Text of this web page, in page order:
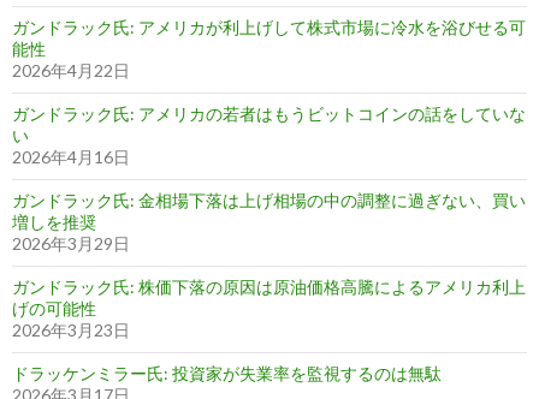
ガンドラック氏: アメリカが利上げして株式市場に冷水を浴びせる可
能性
2026年4月22日
ガンドラック氏: アメリカの若者はもうビットコインの話をしていな
い
2026年4月16日
ガンドラック氏: 金相場下落は上げ相場の中の調整に過ぎない、買い
増しを推奨
2026年3月29日
ガンドラック氏: 株価下落の原因は原油価格高騰によるアメリカ利上
げの可能性
2026年3月23日
ドラッケンミラー氏: 投資家が失業率を監視するのは無駄